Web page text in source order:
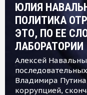
ЮЛИЯ
ПОЛИТИКА
ЭТО, ПО ЕЕ
ЛАБОРАТОРИИ
Алексей
Владимира
коррупцией,